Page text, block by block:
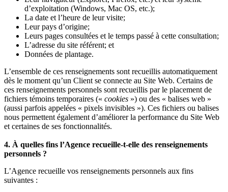
d’exploitation (Windows, Mac OS, etc.);
La date et l’heure de leur visite;
Leur pays d’origine;
Leurs pages consultées et le temps passé à cette consultation;
L’adresse du site référent; et
Données de plantage.
L’ensemble de ces renseignements sont recueillis automatiquement
dès le moment qu’un Client se connecte au Site Web. Certains de
ces renseignements personnels sont recueillis par le placement de
fichiers témoins temporaires (« cookies ») ou des « balises web »
(aussi parfois appelées « pixels invisibles »). Ces fichiers ou balises
nous permettent également d’améliorer la performance du Site Web
et certaines de ses fonctionnalités.
4. À quelles fins l’Agence recueille-t-elle des renseignements
personnels ?
L’Agence recueille vos renseignements personnels aux fins
suivantes :